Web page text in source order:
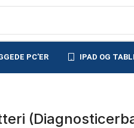
PC'ER IPAD OG